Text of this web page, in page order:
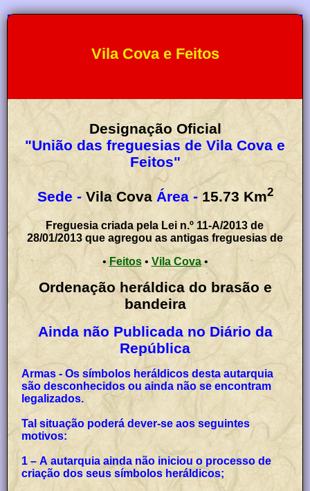
Vila Cova e Feitos
Designação Oficial
"União das freguesias de Vila Cova e
Feitos"
Sede - Vila Cova Área - 15.73 Km2
Freguesia criada pela Lei n.º 11-A/2013 de
28/01/2013 que agregou as antigas freguesias de
• Feitos• Vila Cova•
Ordenação heráldica do brasão e
bandeira
Ainda não Publicada no Diário da
República
Armas - Os símbolos heráldicos desta autarquia
são desconhecidos ou ainda não se encontram
legalizados.
Tal situação poderá dever-se aos seguintes
motivos:
1 – A autarquia ainda não iniciou o processo de
criação dos seus símbolos heráldicos;